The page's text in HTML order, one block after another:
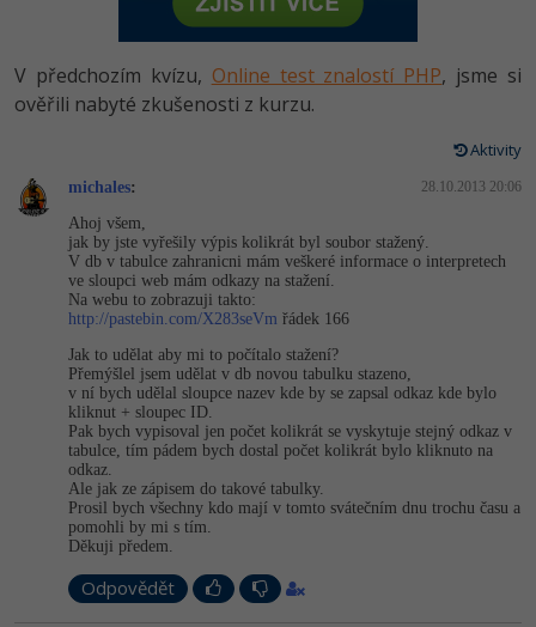
HTML5, CSS3, Bootstrap, SEO
SQL a databáze
UML a návrhové vzory
React
Spring
ASP.NET MVC
Django
Best practices
PHP
JavaScript
HTML / CSS
UML a návrhové vzory
MySQL/MariaDB
MS-SQL
SQLite
Vývojář mobilních aplikací
Specialista na AI a bigdata
Webdesigner
Tester
Systémový administrátor
Grafik / UX/UI návrhář
3D grafik
Projektový manažer
Databázový analytik
Copywriter
-80%
JavaScript -80%
C++
Swift -80%
Kotlin -80%
C -80%
VB.NET
Návrh SW -80%
Algoritmy -41%
V předchozím kvízu, Online test znalostí PHP, jsme si
ověřili nabyté zkušenosti z kurzu.
Aktivity
michales: 28.10.2013 20:06
Ahoj všem,
jak by jste vyřešily výpis kolikrát byl soubor stažený.
V db v tabulce zahranicni mám veškeré informace o interpretech
ve sloupci web mám odkazy na stažení.
Na webu to zobrazuji takto:
http://pastebin.com/X283seVm řádek 166
Jak to udělat aby mi to počítalo stažení?
Přemýšlel jsem udělat v db novou tabulku stazeno,
v ní bych udělal sloupce nazev kde by se zapsal odkaz kde bylo
kliknut + sloupec ID.
Pak bych vypisoval jen počet kolikrát se vyskytuje stejný odkaz v
tabulce, tím pádem bych dostal počet kolikrát bylo kliknuto na
odkaz.
Ale jak ze zápisem do takové tabulky.
Prosil bych všechny kdo mají v tomto svátečním dnu trochu času a
pomohli by mi s tím.
Děkuji předem.
Odpovědět